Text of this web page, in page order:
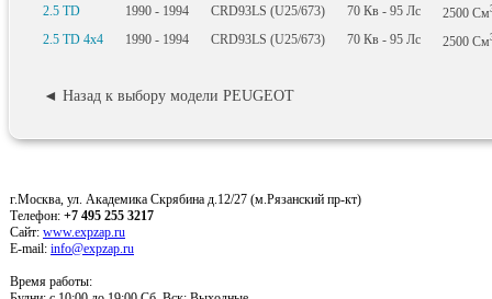
2.5 TD 1990 - 1994 CRD93LS (U25/673) 70 Кв - 95 Лс 2500 См
2.5 TD 4x4 1990 - 1994 CRD93LS (U25/673) 70 Кв - 95 Лс 2500 См
◄ Назад к выбору модели PEUGEOT
г.Москва, ул. Академика Скрябина д.12/27 (м.Рязанский пр-кт)
Телефон: +7 495 255 3217
Сайт: www.expzap.ru
E-mail: info@expzap.ru
Время работы: